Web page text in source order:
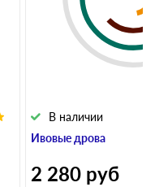
Ивовые дрова
В наличии
2 280 руб